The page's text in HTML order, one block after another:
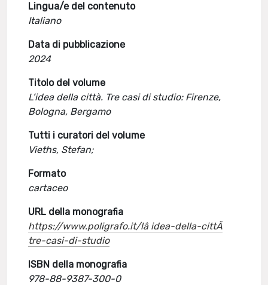
Lingua/e del contenuto
Italiano
Data di pubblicazione
2024
Titolo del volume
L’idea della città. Tre casi di studio: Firenze,
Bologna, Bergamo
Tutti i curatori del volume
Vieths, Stefan;
Formato
cartaceo
URL della monografia
https://www.poligrafo.it/lâ idea-della-cittÃ
tre-casi-di-studio
ISBN della monografia
978-88-9387-300-0